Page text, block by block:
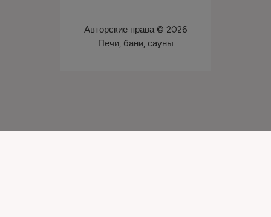
Авторские права © 2026
Печи, бани, сауны